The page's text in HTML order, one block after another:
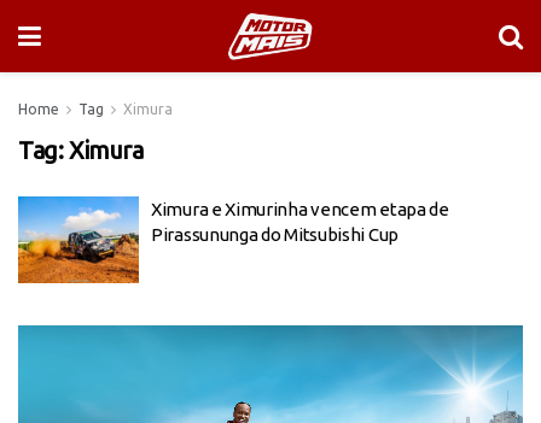
Home Tag Ximura
Tag:Ximura
Ximura e Ximurinha vencem etapa de
Pirassununga do Mitsubishi Cup